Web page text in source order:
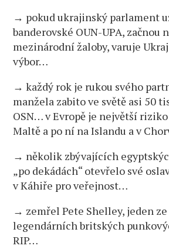
→ pokud ukrajinský parlament
banderovské OUN-UPA, začnou
mezinárodní žaloby, varuje
výbor…
→ každý rok je rukou svého
manžela zabito ve světě asi 50
OSN… v Evropě je největší
Maltě a po ní na Islandu a v
→ několik zbývajících
„po dekádách“ otevřelo své
v Káhiře pro veřejnost…
→ zemřel Pete Shelley, jeden
legendárních britských
RIP…